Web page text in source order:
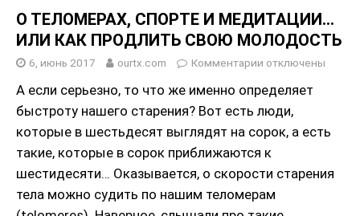
О ТЕЛОМЕРАХ, СПОРТЕ И МЕДИТАЦИИ…
ИЛИ КАК ПРОДЛИТЬ СВОЮ МОЛОДОСТЬ
6, июнь 2017 ourtx.com Комментарии отключены
А если серьезно, то что же именно определяет
быстроту нашего старения? Вот есть люди,
которые в шестьдесят выглядят на сорок, а есть
такие, которые в сорок приближаются к
шестидесяти… Оказывается, о скорости старения
тела можно судить по нашим теломерам